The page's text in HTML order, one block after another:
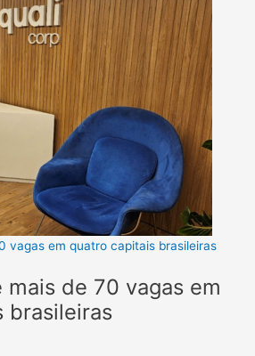
vagas em quatro capitais brasileiras
mais de 70 vagas em
brasileiras